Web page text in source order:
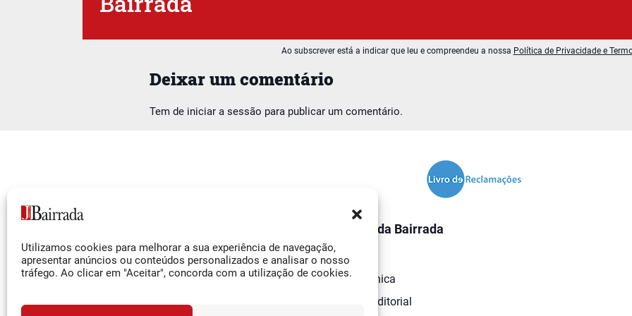
Utilizamos cookies para melhorar a sua experiência de navegação,
apresentar anúncios ou conteúdos personalizados e analisar o nosso
tráfego. Ao clicar em "Aceitar", concorda com a utilização de cookies.
Deixar um comentário
Tem de iniciar a sessão para publicar um comentário.
Ao subscrever está a indicar que leu e compreendeu a nossa Política de Privacidade e
Facebook
Instagram
YouTube
O Jornal da Bairrada
Contactos
Ficha Técnica
Estatuto Editorial